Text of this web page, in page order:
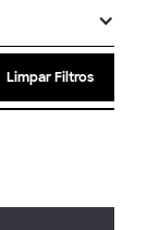
Limpar Filtros